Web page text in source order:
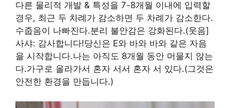
다른 물리적 개발 & 특성을 7-8개월 이내에 입력할
경우, 최근 두 차례가 감소하면 두 차례가 감소한다.
수줍음이 나빠진다.분리 불안감은 강화된다.(웃음]
사샤: 감사합니다!당신은 E와 바와 바와 같은 자음
을 시작합니다.나는 아직도 8개월 동안 머물지 않는
다.가구로 올라가서 혼자 서서 혼자 서 있다.(그것은
안전한 환경을 만듭니다.)